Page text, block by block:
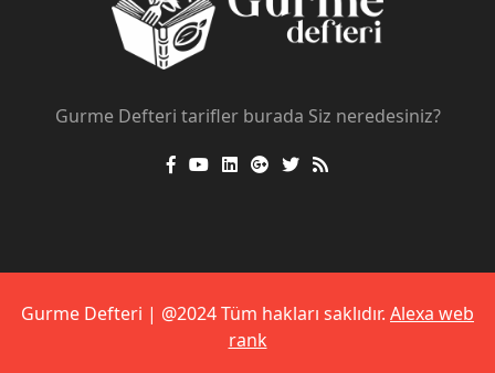
Gurme Defteri tarifler burada Siz neredesiniz?
Gurme Defteri | @2024 Tüm hakları saklıdır. Alexa web
rank